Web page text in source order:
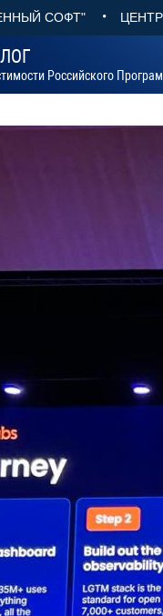
СОФТ" •
Российского